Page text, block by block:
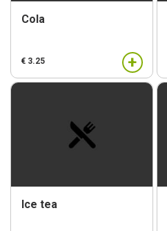
Cola
€ 3.25 +
Ice tea